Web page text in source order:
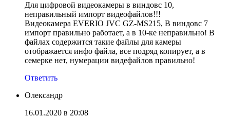
Для цифровой видеокамеры в виндовс 10,
неправильный импорт видеофайлов!!!
Видеокамера EVERIO JVC GZ-MS215, В виндовс 7
импорт правильно работает, а в 10-ке неправильно! В
файлах содержится такие файлы для камеры
отображается инфо файла, все подряд копирует, а в
семерке нет, нумерации видефайлов правильно!
Ответить
Олександр
16.01.2020 в 20:08